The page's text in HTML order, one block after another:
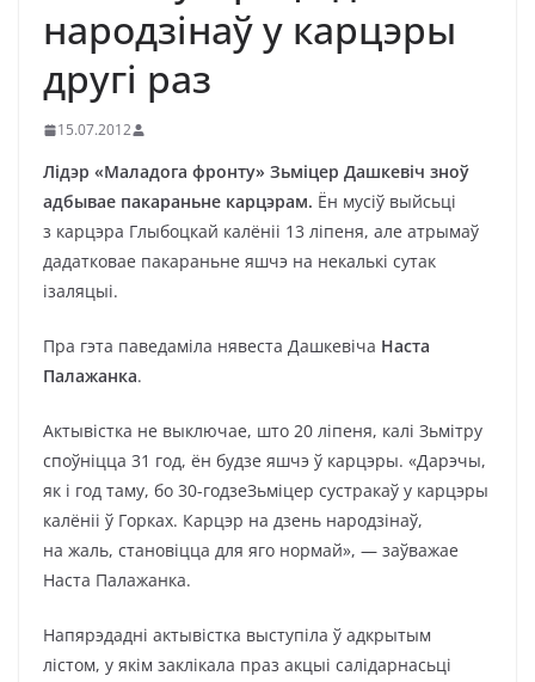
народзінаў у карцэры
другі раз
15.07.2012
Лідэр «Маладога фронту» Зьміцер Дашкевіч зноў
адбывае пакараньне карцэрам. Ён мусіў выйсьці
з карцэра Глыбоцкай калёніі 13 ліпеня, але атрымаў
дадатковае пакараньне яшчэ на некалькі сутак
ізаляцыі.
Пра гэта паведаміла нявеста Дашкевіча Наста
Палажанка.
Актывістка не выключае, што 20 ліпеня, калі Зьмітру
споўніцца 31 год, ён будзе яшчэ ў карцэры. «Дарэчы,
як і год таму, бо 30-годзеЗьміцер сустракаў у карцэры
калёніі ў Горках. Карцэр на дзень народзінаў,
на жаль, становіцца для яго нормай», — заўважае
Наста Палажанка.
Напярэдадні актывістка выступіла ў адкрытым
лістом, у якім заклікала праз акцыі салідарнасьці